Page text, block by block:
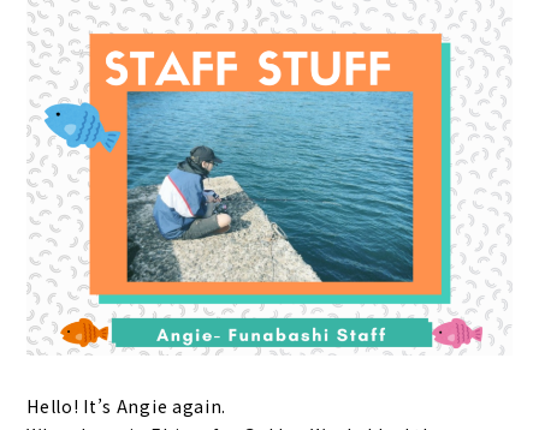
Hello! It’s Angie again.